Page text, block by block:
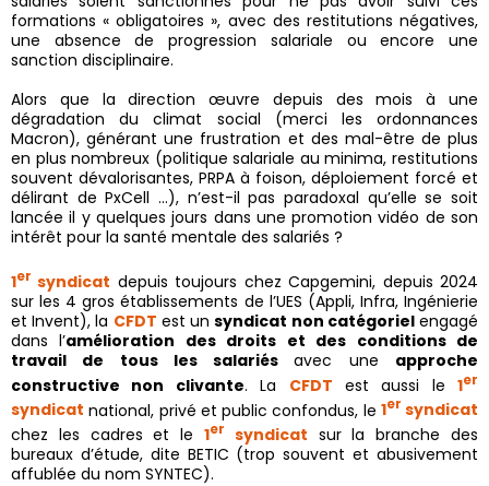
formations « obligatoires », avec des restitutions négatives,
une absence de progression salariale ou encore une
sanction disciplinaire.
Alors que la direction œuvre depuis des mois à une
dégradation du climat social (merci les ordonnances
Macron), générant une frustration et des mal-être de plus
en plus nombreux (politique salariale au minima, restitutions
souvent dévalorisantes, PRPA à foison, déploiement forcé et
délirant de PxCell …), n’est-il pas paradoxal qu’elle se soit
lancée il y quelques jours dans une promotion vidéo de son
intérêt pour la santé mentale des salariés ?
1er syndicat depuis toujours chez Capgemini, depuis 2024
sur les 4 gros établissements de l’UES (Appli, Infra, Ingénierie
et Invent), la CFDT est unsyndicat non catégorielengagé
dans l’amélioration des droits et des conditions de
travail de
tous lessalariésavec une approche
constructive non clivante. La CFDT est aussi le 1er
syndicat national, privé et public confondus, le 1er syndicat
chez les cadres et le 1er syndicat sur la branche des
bureaux d’étude, dite BETIC (trop souvent et abusivement
affublée du nom SYNTEC).